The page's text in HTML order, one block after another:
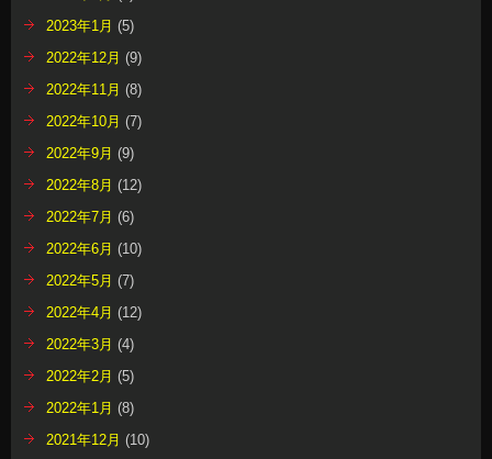
2023年1月 (5)
2022年12月 (9)
2022年11月 (8)
2022年10月 (7)
2022年9月 (9)
2022年8月 (12)
2022年7月 (6)
2022年6月 (10)
2022年5月 (7)
2022年4月 (12)
2022年3月 (4)
2022年2月 (5)
2022年1月 (8)
2021年12月 (10)